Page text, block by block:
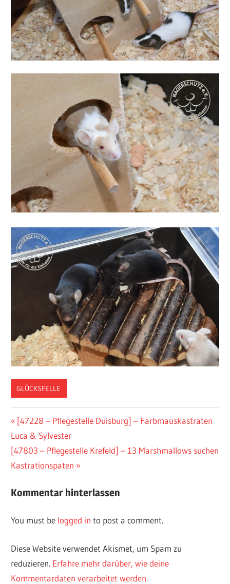
GLÜCKSFELLE
Post
navigation
Vorheriger
Beitrag:
[47228 – Pflegestelle Duisburg] – Farbmauskastraten
Luca & Sylvester
Nächster
Beitrag:
[47803 – Pflegestelle Krefeld] – 13 Marshmallows suchen
Kastrationspaten
Kommentar hinterlassen
You must be logged in to post a comment.
Diese Website verwendet Akismet, um Spam zu
reduzieren. Erfahre mehr darüber, wie deine
Kommentardaten verarbeitet werden.